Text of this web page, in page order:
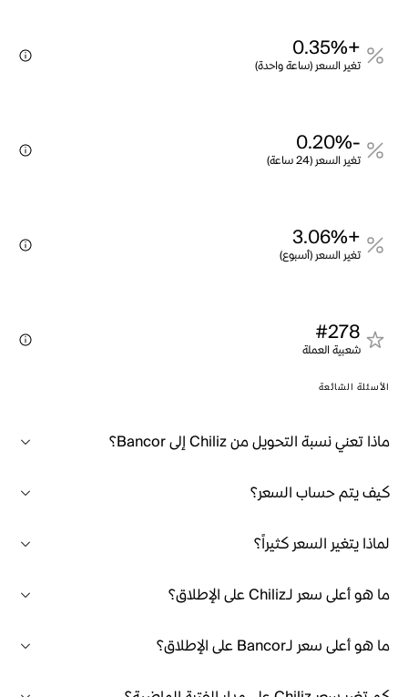
+0.35%
تغير السعر (ساعة واحدة)
-0.20%
تغير السعر (24 ساعة)
+3.06%
تغير السعر (أسبوع)
#278
شعبية العملة
الأسئلة الشائعة
ماذا تعني نسبة التحويل من Chiliz إلى Bancor؟
كيف يتم حساب السعر؟
لماذا يتغير السعر كثيراً؟
ما هو أعلى سعر لـChiliz على الإطلاق؟
ما هو أعلى سعر لـBancor على الإطلاق؟